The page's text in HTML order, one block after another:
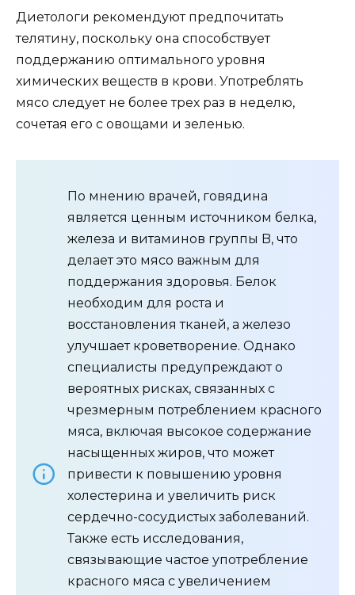
Диетологи рекомендуют предпочитать
телятину, поскольку она способствует
поддержанию оптимального уровня
химических веществ в крови. Употреблять
мясо следует не более трех раз в неделю,
сочетая его с овощами и зеленью.
По мнению врачей, говядина
является ценным источником белка,
железа и витаминов группы B, что
делает это мясо важным для
поддержания здоровья. Белок
необходим для роста и
восстановления тканей, а железо
улучшает кроветворение. Однако
специалисты предупреждают о
вероятных рисках, связанных с
чрезмерным потреблением красного
мяса, включая высокое содержание
насыщенных жиров, что может
привести к повышению уровня
холестерина и увеличить риск
сердечно-сосудистых заболеваний.
Также есть исследования,
связывающие частое употребление
красного мяса с увеличением